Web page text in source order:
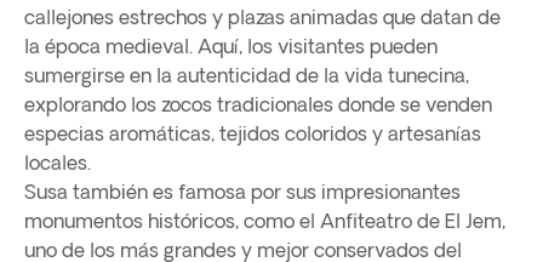
callejones estrechos y plazas animadas que datan de
la época medieval. Aquí, los visitantes pueden
sumergirse en la autenticidad de la vida tunecina,
explorando los zocos tradicionales donde se venden
especias aromáticas, tejidos coloridos y artesanías
locales.
Susa también es famosa por sus impresionantes
monumentos históricos, como el Anfiteatro de El Jem,
uno de los más grandes y mejor conservados del